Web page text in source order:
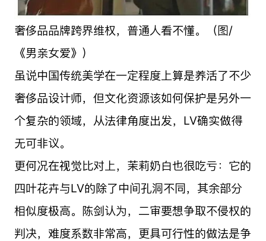
奢侈品品牌跨界维权，普通人看不懂。（图/
《男亲女爱》）
虽说中国传统美学在一定程度上算是养活了不少
奢侈品设计师，但文化资源该如何保护是另外一
个复杂的领域，从法律角度出发，LV确实做得
无可非议。
更何况在视觉比对上，茉莉奶白也很吃亏：它的
四叶花卉与LV的除了中间孔洞不同，其余部分
相似度极高。陈剑认为，二审要想争取不侵权的
判决，难度系数非常高，更具可行性的做法是争